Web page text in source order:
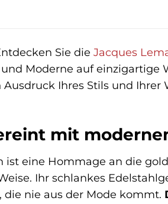
Sie die Jacques
Moderne auf einzigartige
Ihres Stils und
mit
ist eine Hommage an die
Ihr schlankes
die nie aus der Mode kommt.